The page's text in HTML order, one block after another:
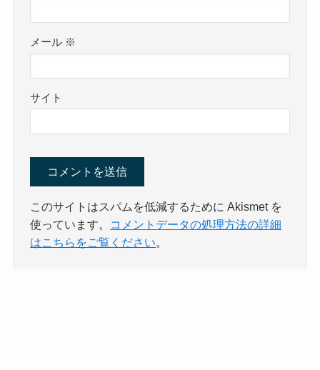
メール ※
サイト
このサイトはスパムを低減するために Akismet を
使っています。
コメントデータの処理方法の詳細
はこちらをご覧ください。